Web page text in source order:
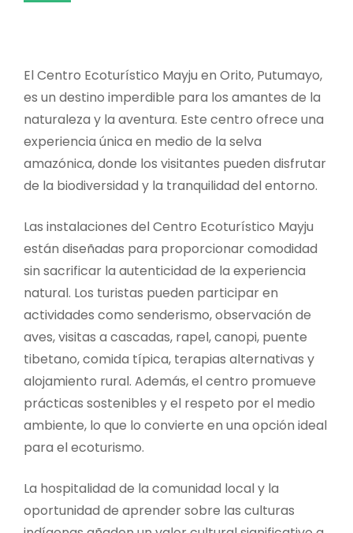
El Centro Ecoturístico Mayju en Orito, Putumayo,
es un destino imperdible para los amantes de la
naturaleza y la aventura. Este centro ofrece una
experiencia única en medio de la selva
amazónica, donde los visitantes pueden disfrutar
de la biodiversidad y la tranquilidad del entorno.
Las instalaciones del Centro Ecoturístico Mayju
están diseñadas para proporcionar comodidad
sin sacrificar la autenticidad de la experiencia
natural. Los turistas pueden participar en
actividades como senderismo, observación de
aves, visitas a cascadas, rapel, canopi, puente
tibetano, comida típica, terapias alternativas y
alojamiento rural. Además, el centro promueve
prácticas sostenibles y el respeto por el medio
ambiente, lo que lo convierte en una opción ideal
para el ecoturismo.
La hospitalidad de la comunidad local y la
oportunidad de aprender sobre las culturas